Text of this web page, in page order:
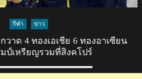
กีฬา ข่าว
าด 4 ทองเอเชีย 6 ทองอาเซียน
ป์เหรียญรวมที่สิงคโปร์